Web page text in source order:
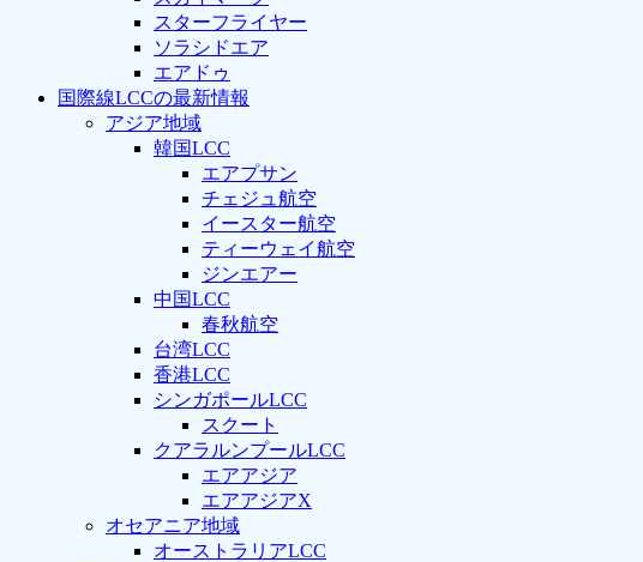
スターフライヤー
ソラシドエア
エアドゥ
国際線LCCの最新情報
アジア地域
韓国LCC
エアプサン
チェジュ航空
イースター航空
ティーウェイ航空
ジンエアー
中国LCC
春秋航空
台湾LCC
香港LCC
シンガポールLCC
スクート
クアラルンプールLCC
エアアジア
エアアジアX
オセアニア地域
オーストラリアLCC